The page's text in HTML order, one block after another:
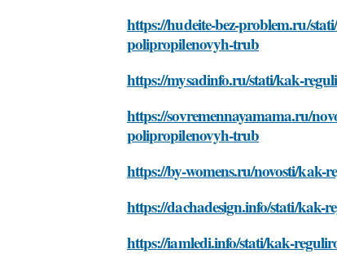
https://hudeite-bez-problem.ru/
polipropilenovyh-trub
https://mysadinfo.ru/stati/kak-
https://sovremennayamama.ru/
polipropilenovyh-trub
https://by-womens.ru/novosti/
https://dachadesign.info/stati/
https://iamledi.info/stati/kak-